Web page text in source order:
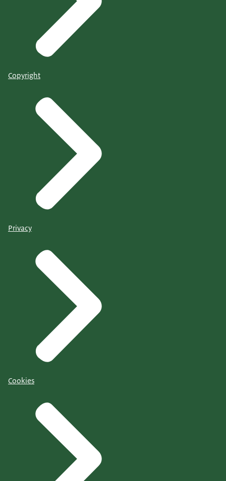
Copyright
Privacy
Cookies